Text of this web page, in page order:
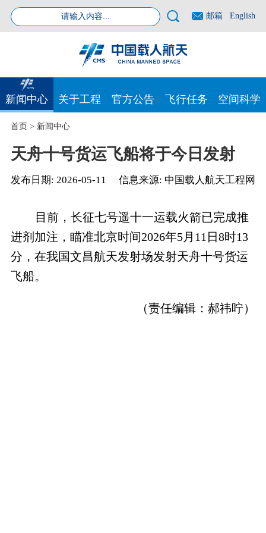
邮箱 English
新闻中心 关于工程 官方公告 飞行任务 空间科学
首页> 新闻中心
天舟十号货运飞船将于今日发射
发布日期: 2026-05-11 信息来源: 中国载人航天工程网
目前，长征七号遥十一运载火箭已完成推
进剂加注，瞄准北京时间2026年5月11日8时13
分，在我国文昌航天发射场发射天舟十号货运
飞船。
（责任编辑：郝祎咛）